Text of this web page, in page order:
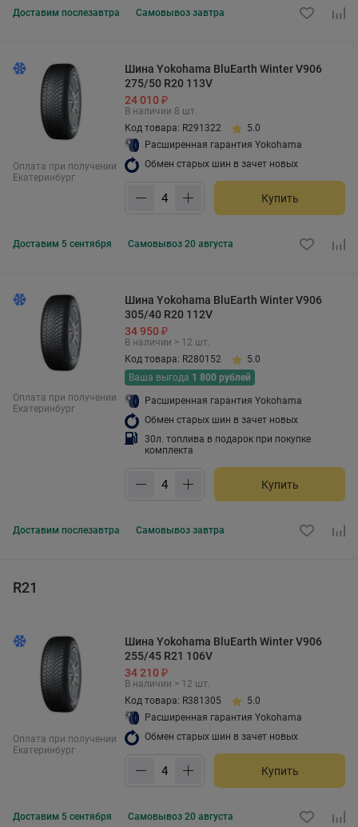
Доставим послезавтра Самовывоз завтра
Оплата при получении
Екатеринбург
Шина Yokohama BluEarth Winter V906
275/50 R20 113V
24 010 ₽
В наличии 8 шт.
Код товара: R291322
5.0
Расширенная гарантия Yokohama
Обмен старых шин в зачет новых
Купить
Доставим 5 сентября Самовывоз 20 августа
Оплата при получении
Екатеринбург
Шина Yokohama BluEarth Winter V906
305/40 R20 112V
34 950 ₽
В наличии > 12 шт.
Код товара: R280152
5.0
Ваша выгода 1 800 рублей
Расширенная гарантия Yokohama
Обмен старых шин в зачет новых
30л. топлива в подарок при покупке
комплекта
Купить
Доставим послезавтра Самовывоз завтра
R21
Оплата при получении
Екатеринбург
Шина Yokohama BluEarth Winter V906
255/45 R21 106V
34 210 ₽
В наличии > 12 шт.
Код товара: R381305
5.0
Расширенная гарантия Yokohama
Обмен старых шин в зачет новых
Купить
Доставим 5 сентября Самовывоз 20 августа